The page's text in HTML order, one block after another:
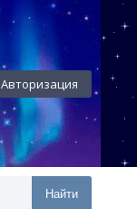
Авторизация
Найти